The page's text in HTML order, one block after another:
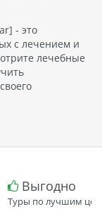
- это
с лечением и
лечебные
Выгодно
Туры по лучшим